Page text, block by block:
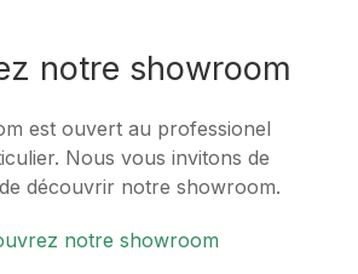
notre showroom
est ouvert au professionel
Nous vous invitons de
découvrir notre showroom.
notre showroom